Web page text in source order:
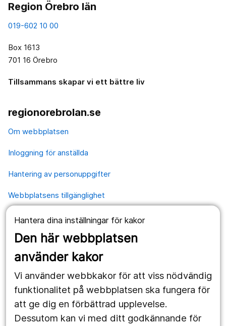
Hantera dina inställningar för kakor
Den här webbplatsen
använder kakor
Vi använder webbkakor för att viss nödvändig
funktionalitet på webbplatsen ska fungera för
att ge dig en förbättrad upplevelse.
Dessutom kan vi med ditt godkännande för
Region Örebro län
019-602 10 00
Box 1613
701 16 Örebro
Tillsammans skapar vi ett bättre liv
regionorebrolan.se
Om webbplatsen
Inloggning för anställda
Hantering av personuppgifter
Webbplatsens tillgänglighet
Våra webbplatser
1177.se
Region Örebro län